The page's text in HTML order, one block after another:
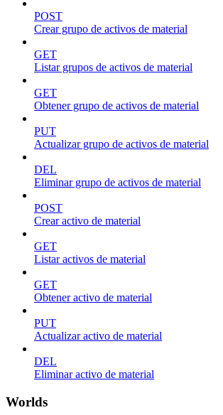
POST
Crear grupo de activos de material
GET
Listar grupos de activos de material
GET
Obtener grupo de activos de material
PUT
Actualizar grupo de activos de material
DEL
Eliminar grupo de activos de material
POST
Crear activo de material
GET
Listar activos de material
GET
Obtener activo de material
PUT
Actualizar activo de material
DEL
Eliminar activo de material
Worlds